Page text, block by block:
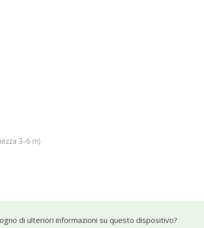
3–6 m)
di ulteriori informazioni su questo dispositivo?